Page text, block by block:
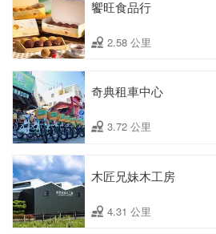
饗旺食品行
2.58 公里
奇典租車中心
3.72 公里
木匠兄妹木工房
4.31 公里